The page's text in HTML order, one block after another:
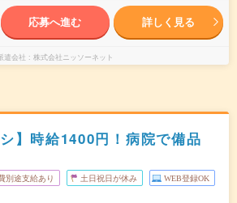
応募へ進む 詳しく見る
遣会社 株式会社ニッソーネット
】時給1400円！病院で備品
別途支給あり 土日祝日が休み WEB登録OK